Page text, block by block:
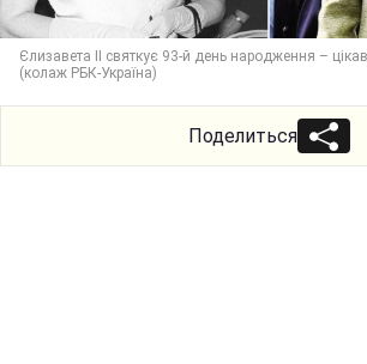
Єлизавета II святкує 93-й день народження –
(колаж РБК-Україна)
Поделиться